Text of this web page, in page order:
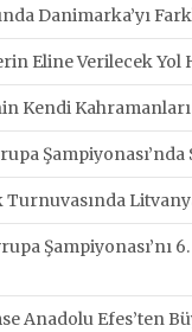
Danimarka’yı
Eline Verilecek Yol
Kendi
Şampiyonası’nda
Şampiyonası’nı 6.
Anadolu Efes’ten